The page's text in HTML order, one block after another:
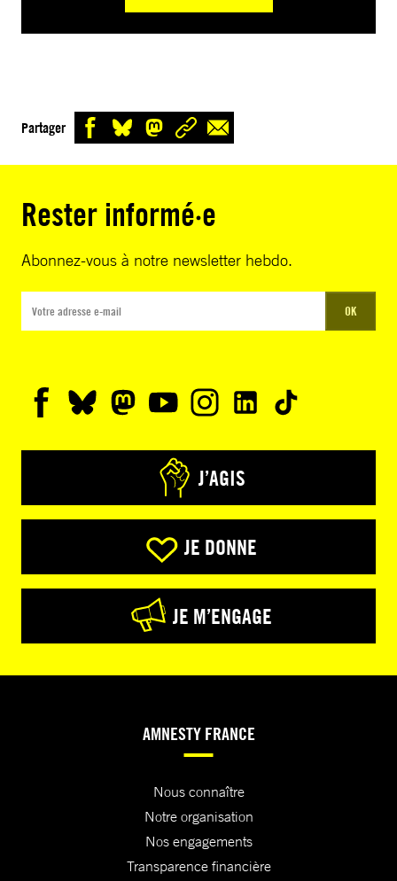
Partager
Rester informé·e
Abonnez-vous à notre newsletter hebdo.
OK
J’AGIS
JE DONNE
JE M’ENGAGE
AMNESTY FRANCE
Nous connaître
Notre organisation
Nos engagements
Transparence financière